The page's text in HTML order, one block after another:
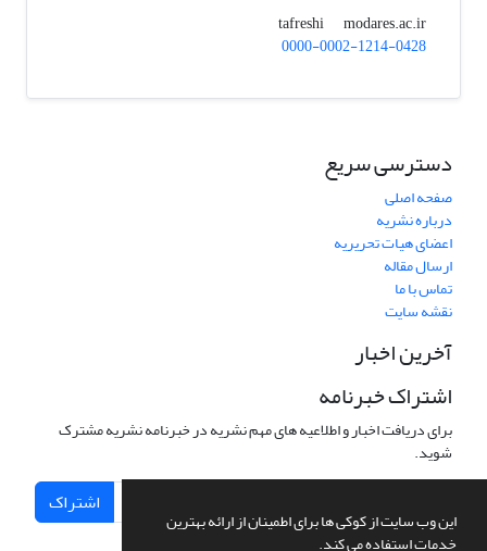
این وب سایت از کوکی ها برای اطمینان از ارائه بهترین
خدمات استفاده می کند.
tafreshi
modares.ac.ir
0000-0002-1214-0428
دسترسی سریع
صفحه اصلی
درباره نشریه
اعضای هیات تحریریه
ارسال مقاله
تماس با ما
نقشه سایت
آخرین اخبار
اشتراک خبرنامه
برای دریافت اخبار و اطلاعیه های مهم نشریه در خبرنامه نشریه مشترک
شوید.
اشتراک